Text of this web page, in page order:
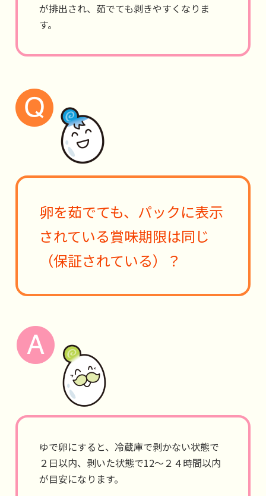
が排出され、茹でても剥きやすくなりま
す。
卵を茹でても、パックに表示
されている賞味期限は同じ
（保証されている）？
ゆで卵にすると、冷蔵庫で剥かない状態で
２日以内、剥いた状態で12～２４時間以内
が目安になります。